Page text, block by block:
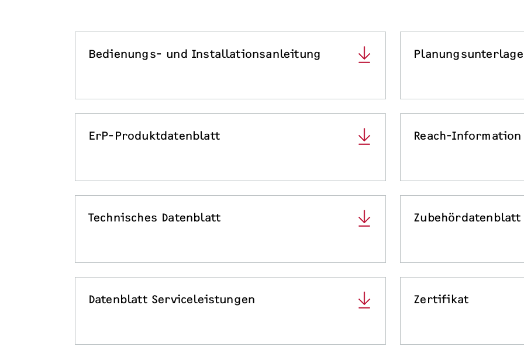
Bedienungs- und Installationsanleitung
ErP-Produktdatenblatt Reach-Information
Technisches Datenblatt Zubehördatenblatt
Datenblatt Serviceleistungen Zertifikat